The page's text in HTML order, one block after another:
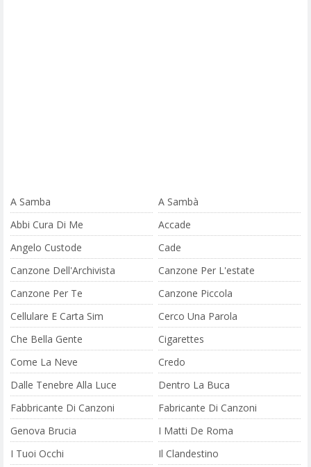
A Samba
A Sambà
Abbi Cura Di Me
Accade
Angelo Custode
Cade
Canzone Dell'Archivista
Canzone Per L'estate
Canzone Per Te
Canzone Piccola
Cellulare E Carta Sim
Cerco Una Parola
Che Bella Gente
Cigarettes
Come La Neve
Credo
Dalle Tenebre Alla Luce
Dentro La Buca
Fabbricante Di Canzoni
Fabricante Di Canzoni
Genova Brucia
I Matti De Roma
I Tuoi Occhi
Il Clandestino